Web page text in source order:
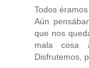
Todos
Aún
que nos
mala cosa
Disfrutemos,